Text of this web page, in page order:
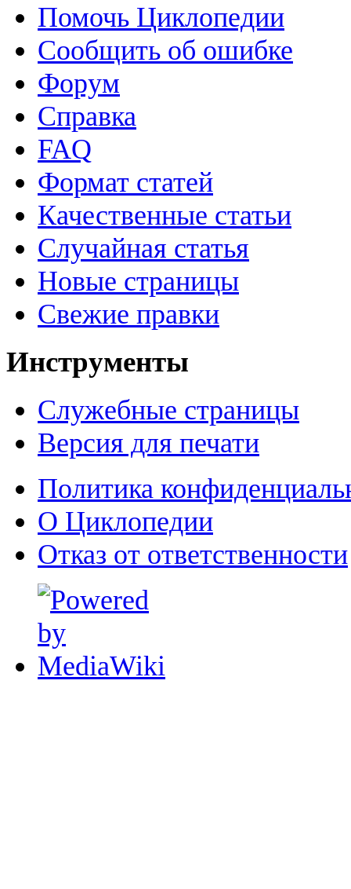
Помочь Циклопедии
Сообщить об ошибке
Форум
Справка
FAQ
Формат статей
Качественные статьи
Случайная статья
Новые страницы
Свежие правки
Инструменты
Служебные страницы
Версия для печати
Политика
О Циклопедии
Отказ от ответственности